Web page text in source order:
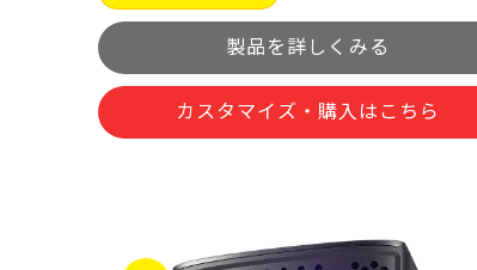
製品を詳しくみる
カスタマイズ・購入はこちら